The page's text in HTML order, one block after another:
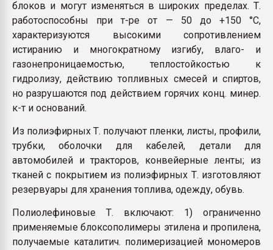
блоков и могут изменяться в широких пределах. Т.
работоспособны при т-ре от — 50 до +150 °С,
характеризуются высокими сопротивлением
истиранию и многократному изгибу, влаго- и
газонепроницаемостью, теплостойкостью к
гидролизу, действию топливных смесей и спиртов,
но разрушаются под действием горячих конц. минер.
к-т и оснований.
Из полиэфирных Т. получают пленки, листы, профили,
трубки, оболочки для кабелей, детали для
автомобилей и тракторов, конвейерные ленты; из
тканей с покрытием из полиэфирных Т. изготовляют
резервуары для хранения топлива, одежду, обувь.
Полиолефиновые Т. включают: 1) ограниченно
применяемые блоксополимеры этилена и пропилена,
получаемые каталитич. полимеризацией мономеров